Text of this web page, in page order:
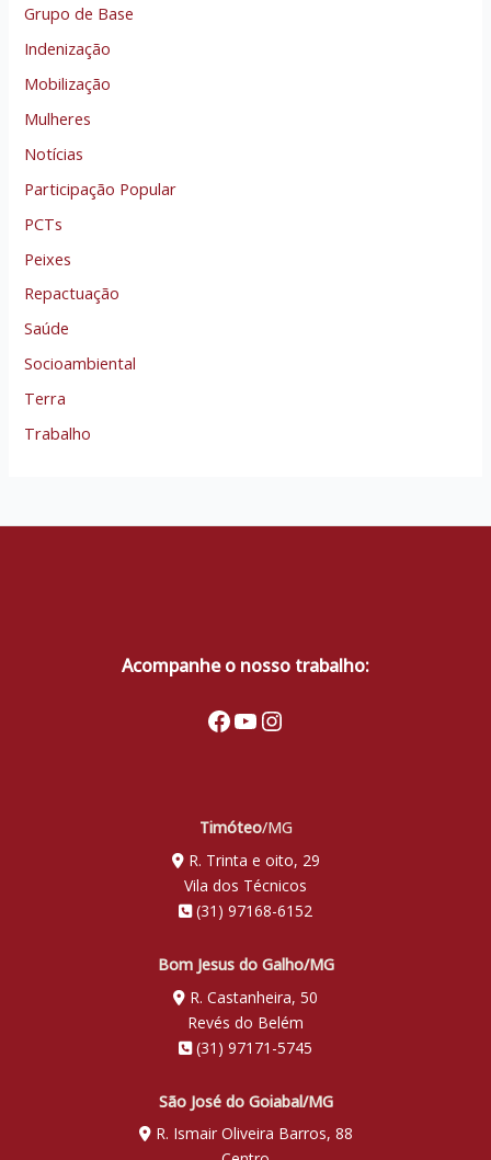
Grupo de Base
Indenização
Mobilização
Mulheres
Notícias
Participação Popular
PCTs
Peixes
Repactuação
Saúde
Socioambiental
Terra
Trabalho
Acompanhe o nosso trabalho:
Facebook
Youtube
Instagram
Timóteo/MG
R. Trinta e oito, 29
Vila dos Técnicos
(31) 97168-6152
Bom Jesus do Galho/MG
R. Castanheira, 50
Revés do Belém
(31) 97171-5745
São José do Goiabal/MG
R. Ismair Oliveira Barros, 88